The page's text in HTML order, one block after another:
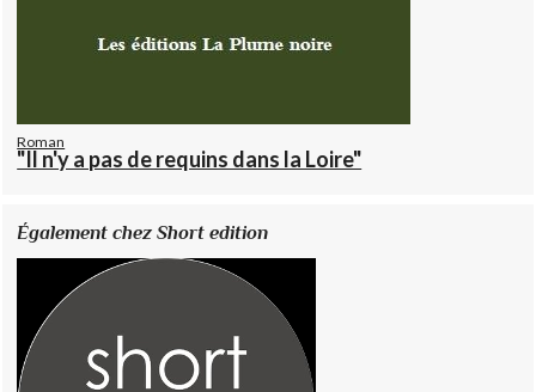
Roman
"Il n'y a pas de requins dans la Loire"
Également chez Short edition